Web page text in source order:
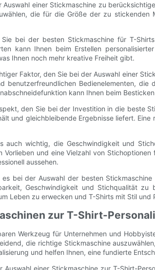
einer Stickmaschine zu
die für die Größe der zu
bei der besten Stickmaschine für T-
kann Ihnen beim Erstellen
Ihnen noch mehr kreative Freiheit gibt.
Faktor, den Sie bei der Auswahl einer
benutzerfreundlichen Bedienelementen,
kann Ihnen beim
den Sie bei der Investition in die beste
und gleichbleibende Ergebnisse liefert.
auch wichtig, die Geschwindigkeit und
und eine Vielzahl von
aussehen.
bei der Auswahl der besten
Geschwindigkeit und Stichqualität
Leben zu erwecken und T-Shirts mit Stil und
zur T-Shirt-
Werkzeug für Unternehmen und
die richtige Stickmaschine
und helfen Ihnen, eine fundierte